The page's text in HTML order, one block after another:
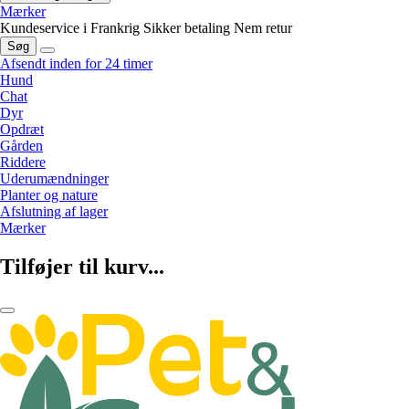
Mærker
Kundeservice i Frankrig Sikker betaling Nem retur
Søg
Afsendt inden for 24 timer
Hund
Chat
Dyr
Opdræt
Gården
Riddere
Uderumændninger
Planter og nature
Afslutning af lager
Mærker
Tilføjer til kurv...